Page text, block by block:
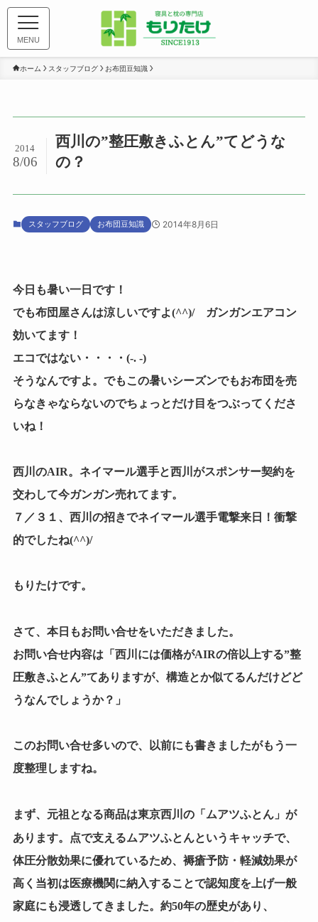
MENU
ホーム スタッフブログ お布団豆知識
西川の”整圧敷きふとん”てどうな
の？
2014
8/06
スタッフブログ お布団豆知識 2014年8月6日
今日も暑い一日です！
でも布団屋さんは涼しいですよ(^^)/ ガンガンエアコン
効いてます！
エコではない・・・・(-. -)
そうなんですよ。でもこの暑いシーズンでもお布団を売
らなきゃならないのでちょっとだけ目をつぶってくださ
いね！
西川のAIR。ネイマール選手と西川がスポンサー契約を
交わして今ガンガン売れてます。
７／３１、西川の招きでネイマール選手電撃来日！衝撃
的でしたね(^^)/
もりたけです。
さて、本日もお問い合せをいただきました。
お問い合せ内容は「西川には価格がAIRの倍以上する”整
圧敷きふとん”てありますが、構造とか似てるんだけどど
うなんでしょうか？」
このお問い合せ多いので、以前にも書きましたがもう一
度整理しますね。
まず、元祖となる商品は東京西川の「 ムアツふとん」が
あります。
点で支えるムアツふとんというキャッチで、
体圧分散効果に優れているため、褥瘡予防・軽減効果が
高く当初は医療機関に納入することで認知度を上げ一般
家庭にも浸透してきました。約50年の歴史があり、